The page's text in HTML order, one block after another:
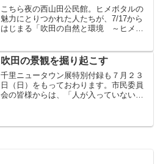
こちら夜の西山田公民館。ヒメボタルの
魅力にとりつかれた人たちが、7/17から
はじまる「吹田の自然と環境 ～ヒメボ
るのよ～、と実演。全体の大きさが、４
ｍ×３ｍ×２．２ｍ位も...
吹田の景観を掘り起こす
千里ニュータウン展特別付録も７月２３
日（日）をもっておわります。市民委員
会の皆様からは、「人が入っていない、
て、すいませんでした。でも入場者数